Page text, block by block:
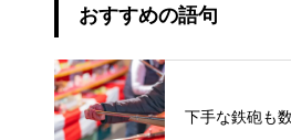
おすすめの語句
下手な鉄砲も